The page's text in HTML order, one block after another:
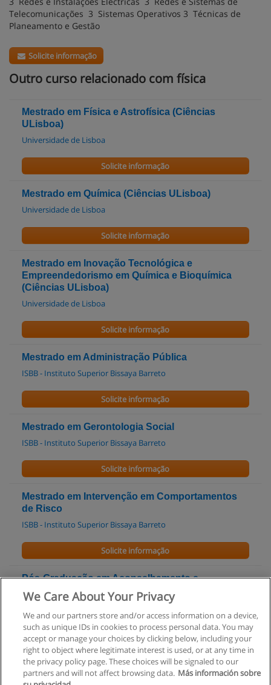
Telecomunicações 3 Sistemas Operativos 3 Técnicas de
Planeamento e Gestão
Solicite informação
Outro curso relacionado com física
Mestrado em Física e Astrofísica (Ciências
ULisboa)
Universidade de Lisboa
Solicite informação
Mestrado em Química (Ciências ULisboa)
Universidade de Lisboa
Solicite informação
Mestrado em Inovação Tecnológica e
Empreendedorismo em Química e Bioquímica
(Ciências ULisboa)
Universidade de Lisboa
Solicite informação
Mestrado em Administração Pública
ISBB - Instituto Superior Bissaya Barreto
Solicite informação
Mestrado em Gerontologia Social
ISBB - Instituto Superior Bissaya Barreto
Solicite informação
Mestrado em Intervenção em Comportamentos
de Risco
ISBB - Instituto Superior Bissaya Barreto
Solicite informação
Pós-Graduação em Aconselhamento e
Intervenção Psicossocial
Solicite informação
We Care About Your Privacy
We and our partners store and/or access information on a device,
such as unique IDs in cookies to process personal data. You may
accept or manage your choices by clicking below, including your
right to object where legitimate interest is used, or at any time in
the privacy policy page. These choices will be signaled to our
partners and will not affect browsing data. Más información sobre